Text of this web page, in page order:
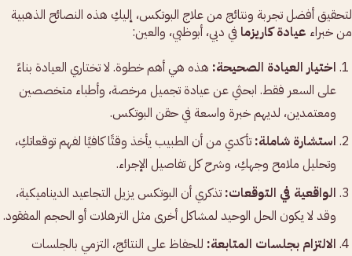
لتحقيق أفضل تجربة ونتائج من علاج البوتكس، إليكِ هذه النصائح الذهبية
من خبراء عيادة كاريزما في دبي، أبوظبي، والعين:
اختيار العيادة الصحيحة: هذه هي أهم خطوة. لا تختاري العيادة بناءً
على السعر فقط. ابحثي عن عيادة تجميل مرخصة، وأطباء متخصصين
ومعتمدين، لديهم خبرة واسعة في حقن البوتكس.
استشارة شاملة: تأكدي من أن الطبيب يأخذ وقتًا كافيًا لفهم توقعاتكِ،
وتحليل ملامح وجهكِ، وشرح كل تفاصيل الإجراء.
الواقعية في التوقعات: تذكري أن البوتكس يزيل التجاعيد الديناميكية،
وقد لا يكون الحل الوحيد لمشاكل أخرى مثل الترهلات أو الحجم المفقود.
الالتزام بجلسات المتابعة: للحفاظ على النتائج، التزمي بالجلسات